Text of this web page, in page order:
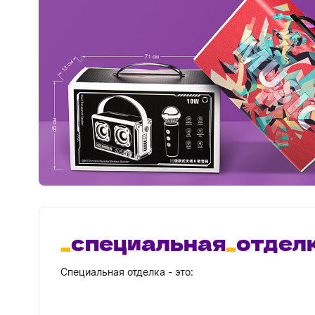
специальная
Специальная отделка - это: